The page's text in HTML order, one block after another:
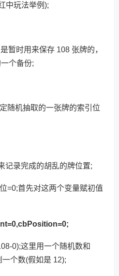
中玩法举例);
暂时用来保存 108 张牌的，
个备份;
随机抽取的一张牌的索引位
记录完成的胡乱的牌位置;
=0;首先对这两个变量赋初值
0);这里用一个随机数和
个数(假如是 12);